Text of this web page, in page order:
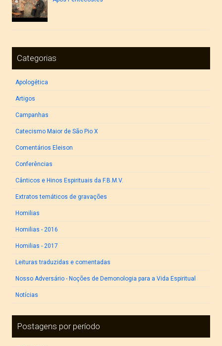
Categorias
Apologética
Artigos
Campanhas
Catecismo Maior de São Pio X
Comentários Eleison
Conferências
Cânticos e Hinos Espirituais da F.B.M.V.
Extratos temáticos de gravações
Homilias
Homilias - 2016
Homilias - 2017
Leituras traduzidas e comentadas
Nosso Adversário - Noções de Demonologia para a Vida Espiritual
Notícias
Postagens por período